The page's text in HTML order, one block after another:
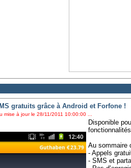
gratuits grâce à Android et Forfone !
mise à jour le 28/11/2011 10:00:00 ...
Disponible
Au sommaire
- Appels
- SMS et